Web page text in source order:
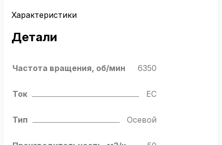
Характеристики
Детали
Частота вращения, об/мин 6350
Ток EC
Тип Осевой